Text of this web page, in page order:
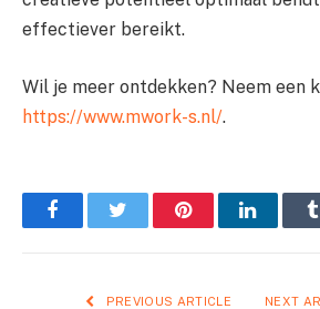
effectiever bereikt.
Wil je meer ontdekken? Neem een
https://www.mwork-s.nl/.
FacebookTwitter PinterestLinkedIn
PREVIOUS ARTICLE NEXT